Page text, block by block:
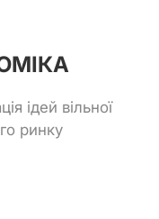
ідей вільної
ринку